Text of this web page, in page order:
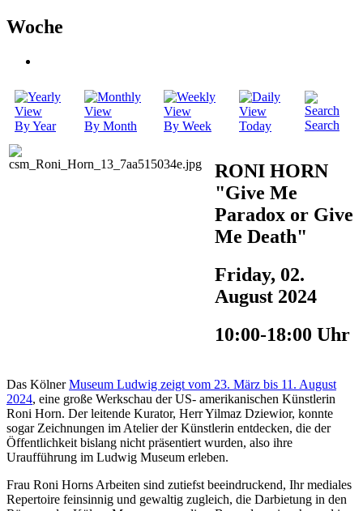
Woche
By Year By Month By Week Today Search
RONI HORN
"Give Me
Paradox or Give
Me Death"
Friday, 02.
August 2024
10:00-18:00 Uhr
Das KölnerMuseum Ludwig zeigt vom 23. März bis 11. August
2024, eine große Werkschau der US- amerikanischen Künstlerin
Roni Horn. Der leitende Kurator, Herr Yilmaz Dziewior, konnte
sogar Zeichnungen im Atelier der Künstlerin entdecken, die der
Öffentlichkeit bislang nicht präsentiert wurden, also ihre
Uraufführung im Ludwig Museum erleben.
Frau Roni Horns Arbeiten sind zutiefst beeindruckend, Ihr mediales
Repertoire feinsinnig und gewaltig zugleich, die Darbietung in den